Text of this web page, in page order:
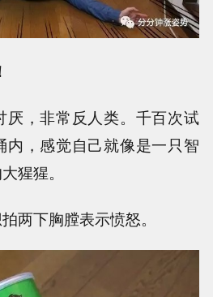
厌，非常反人类。千百次试
内，感觉自己就像是一只智
猩猩。
两下胸膛表示愤怒。